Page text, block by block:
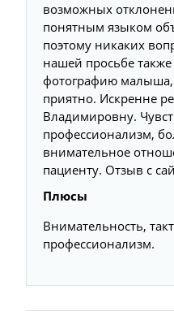
возможных
понятным языком
поэтому никаких
нашей просьбе также
фотографию
приятно. Искренне
Владимировну.
профессионализм,
внимательное
пациенту. Отзыв с
Плюсы
Внимательность,
профессионализм.